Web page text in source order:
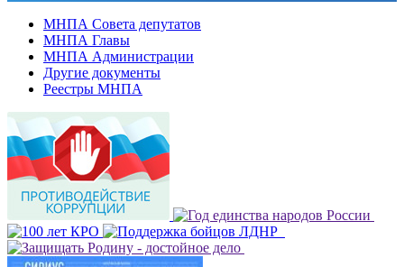
МНПА Совета депутатов
МНПА Главы
МНПА Администрации
Другие документы
Реестры МНПА